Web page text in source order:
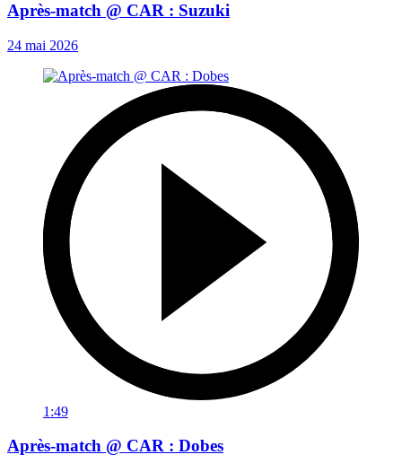
Après-match @ CAR : Suzuki
24 mai 2026
1:49
Après-match @ CAR : Dobes